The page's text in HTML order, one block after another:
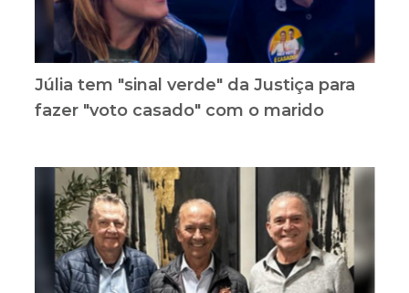
Júlia tem "sinal verde" da Justiça para
fazer "voto casado" com o marido